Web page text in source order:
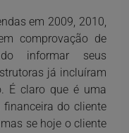
em 2009, 2010,
comprovação de
informar seus
já incluíram
É claro que é uma
do cliente
se hoje o cliente